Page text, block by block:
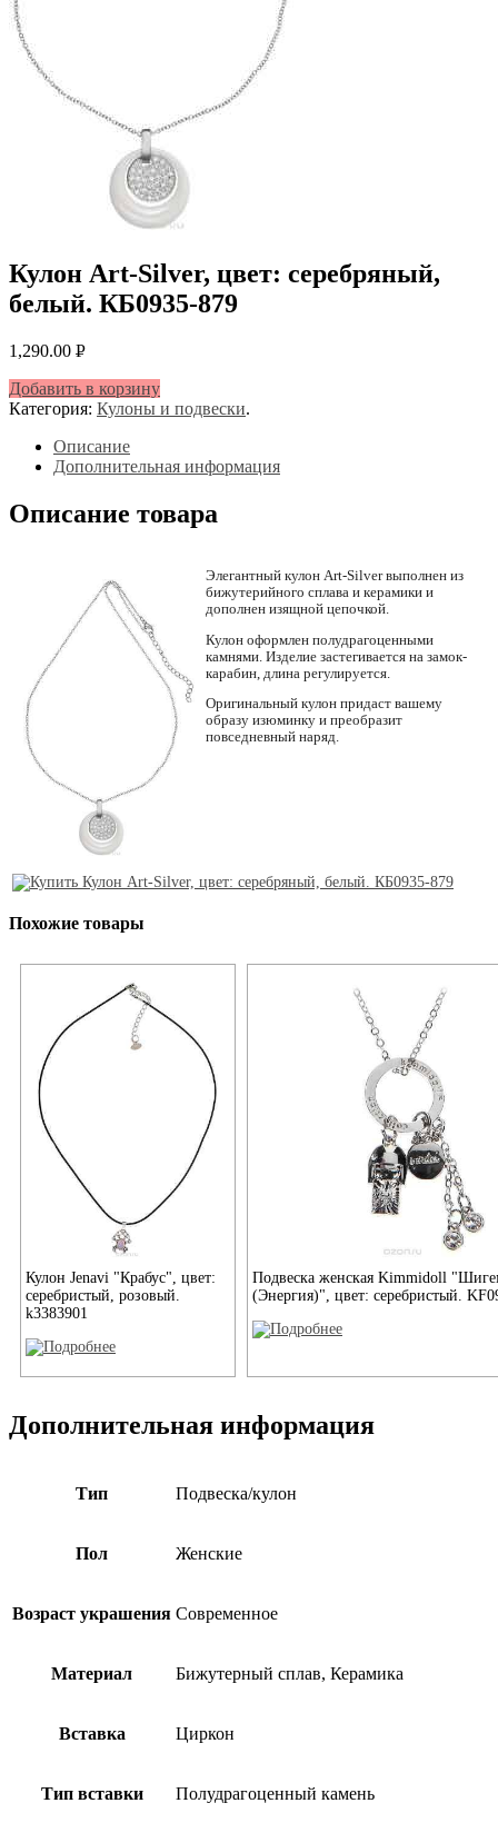
Кулон Art-Silver, цвет: серебряный,
белый. КБ0935-879
1,290.00 Р
Добавить в корзину
Категория: Кулоны и подвески.
Описание
Дополнительная информация
Описание товара
Элегантный кулон Art-Silver выполнен из
бижутерийного сплава и керамики и
дополнен изящной цепочкой.
Кулон оформлен полудрагоценными
камнями. Изделие застегивается на замок-
карабин, длина регулируется.
Оригинальный кулон придаст вашему
образу изюминку и преобразит
повседневный наряд.
Похожие товары
Кулон Jenavi "Крабус", цвет:
серебристый, розовый.
k3383901
Подвеска женская Kimmidoll
(Энергия)", цвет: серебристый.
Дополнительная информация
Тип Подвеска/кулон
Пол Женские
Возраст украшения Современное
Материал Бижутерный сплав, Керамика
Вставка Циркон
Тип вставки Полудрагоценный камень